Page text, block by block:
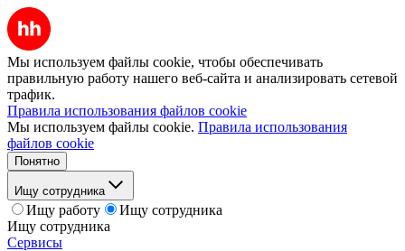
Мы используем файлы cookie, чтобы обеспечивать
правильную работу нашего веб-сайта и анализировать сетевой
трафик.
Правила использования файлов cookie
Мы используем файлы cookie. Правила использования
файлов cookie
Понятно
Ищу сотрудника
Ищу работу
Ищу сотрудника
Ищу сотрудника
Сервисы